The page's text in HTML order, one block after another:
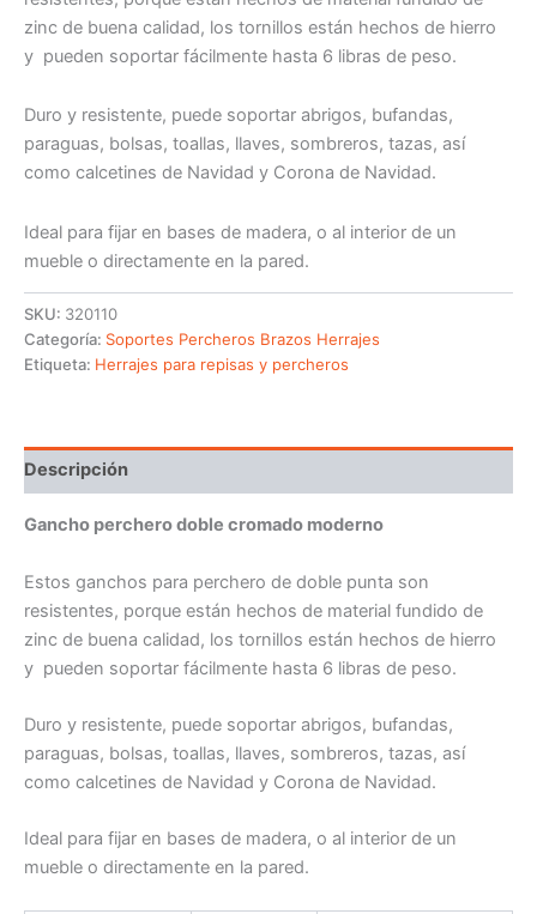
zinc de buena calidad, los tornillos están hechos de hierro
y pueden soportar fácilmente hasta 6 libras de peso.
Duro y resistente, puede soportar abrigos, bufandas,
paraguas, bolsas, toallas, llaves, sombreros, tazas, así
como calcetines de Navidad y Corona de Navidad.
Ideal para fijar en bases de madera, o al interior de un
mueble o directamente en la pared.
SKU: 320110
Categoría: Soportes Percheros Brazos Herrajes
Etiqueta: Herrajes para repisas y percheros
Descripción
Gancho perchero doble cromado moderno
Estos ganchos para perchero de doble punta son
resistentes, porque están hechos de material fundido de
zinc de buena calidad, los tornillos están hechos de hierro
y pueden soportar fácilmente hasta 6 libras de peso.
Duro y resistente, puede soportar abrigos, bufandas,
paraguas, bolsas, toallas, llaves, sombreros, tazas, así
como calcetines de Navidad y Corona de Navidad.
Ideal para fijar en bases de madera, o al interior de un
mueble o directamente en la pared.